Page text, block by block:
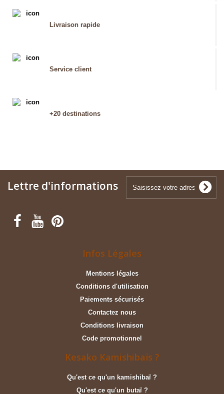
Livraison rapide
Service client
+20 destinations
Lettre d'informations
Infos Légales
Mentions légales
Conditions d'utilisation
Paiements sécurisés
Contactez nous
Conditions livraison
Code promotionnel
Kesako Kamishibaïs ?
Qu'est ce qu'un kamishibaï ?
Qu'est ce qu'un butaï ?